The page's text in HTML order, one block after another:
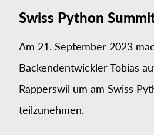
Swiss Python
Am 21. September 2023
Backendentwickler Tobias
Rapperswil um am Swiss
teilzunehmen.